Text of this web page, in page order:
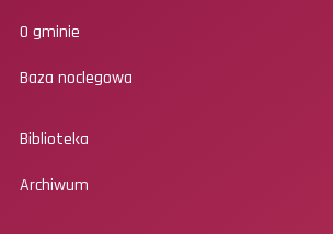
O gminie
Baza noclegowa
Biblioteka
Archiwum